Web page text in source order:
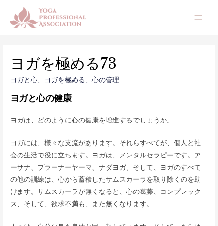
メ
ヨガを極める73
ヨガと心、 ヨガを極める、心の管理
ヨガと心の健康
ヨガは、どのように心の健康を増進するでしょうか。
ヨガには、様々な支流があります。それらすべてが、個人と社
会の生活で役に立ちます。ヨガは、メンタルセラピーです。ア
ーサナ、プラーナーヤーマ、ナダヨガ、そして、ヨガのすべて
の他の訓練は、心から蓄積したサムスカーラを取り除くのを助
けます。サムスカーラが無くなると、心の葛藤、コンプレック
ス、そして、欲求不満も、また無くなります。